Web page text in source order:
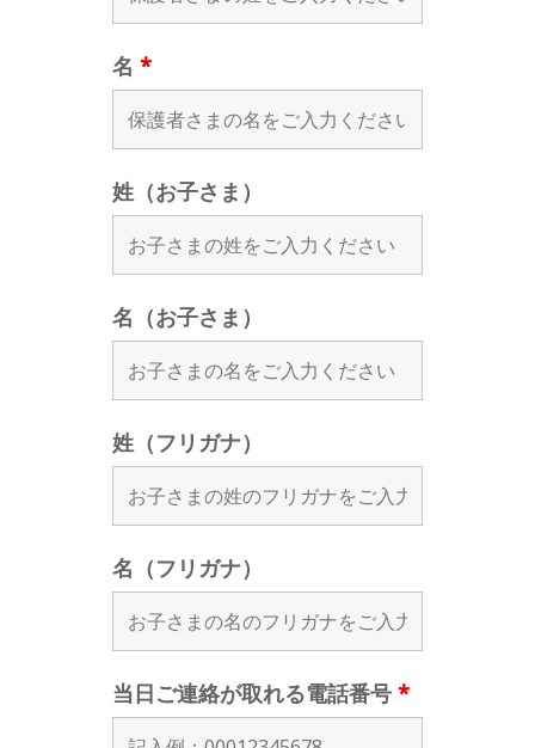
名 *
姓（お子さま）
名（お子さま）
姓（フリガナ）
名（フリガナ）
当日ご連絡が取れる電話番号 *